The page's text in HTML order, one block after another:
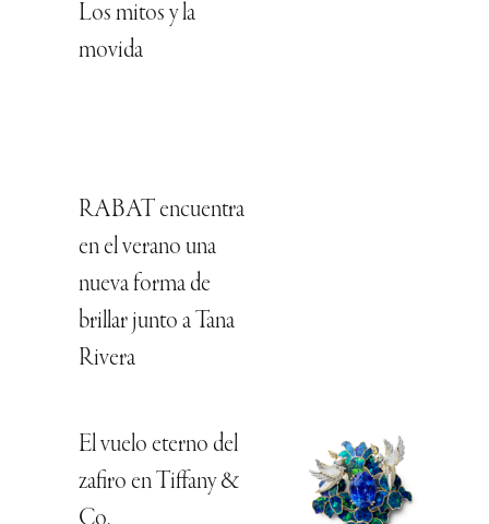
Los mitos y la
movida
RABAT encuentra
en el verano una
nueva forma de
brillar junto a Tana
Rivera
El vuelo eterno del
zafiro en Tiffany &